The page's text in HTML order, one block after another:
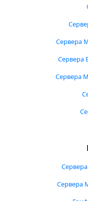
Сервера
Сервера
Сервера
Сервера